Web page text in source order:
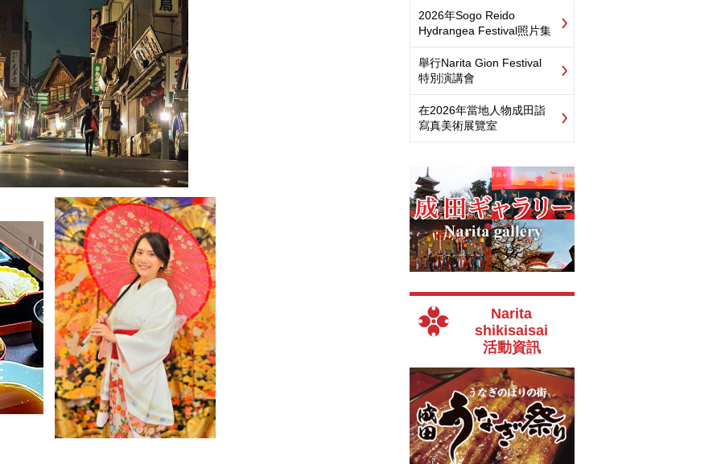
2026年Sogo Reido
Hydrangea Festival照片集
舉行Narita Gion Festival
特別演講會
在2026年當地人物成田詣
寫真美術展覽室
Narita
shikisaisai
活動資訊